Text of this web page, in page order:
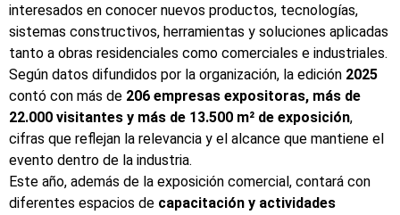
interesados en conocer nuevos productos, tecnologías,
sistemas constructivos, herramientas y soluciones aplicadas
tanto a obras residenciales como comerciales e industriales.
Según datos difundidos por la organización, la edición 2025
contó con más de 206 empresas expositoras, más de
22.000 visitantes y más de 13.500 m² de exposición,
cifras que reflejan la relevancia y el alcance que mantiene el
evento dentro de la industria.
Este año, además de la exposición comercial, contará con
diferentes espacios de capacitación y actividades